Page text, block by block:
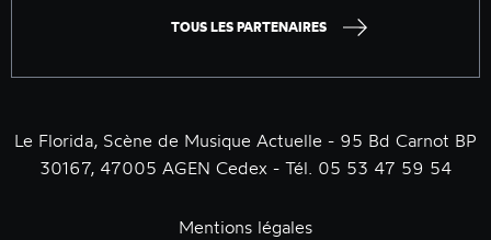
TOUS LES PARTENAIRES
Le Florida, Scène de Musique Actuelle - 95 Bd Carnot BP
30167, 47005 AGEN Cedex - Tél. 05 53 47 59 54
Mentions légales